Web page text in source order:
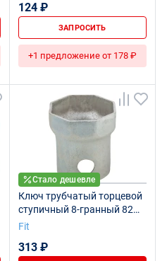
124 ₽
ЗАПРОСИТЬ
+1 предложение от 178 ₽
Стало дешевле
Ключ трубчатый торцевой
ступичный 8-гранный 82
мм
Fit
313 ₽